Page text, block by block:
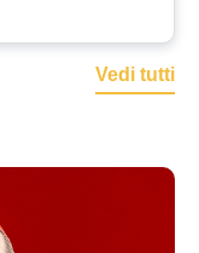
Vedi tutti